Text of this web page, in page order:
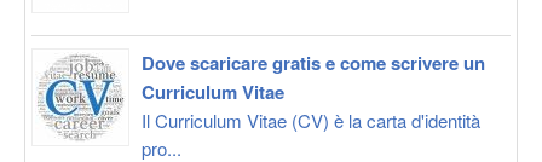
Dove scaricare gratis e come scrivere un
Curriculum Vitae
Il Curriculum Vitae (CV) è la carta d'identità
pro...